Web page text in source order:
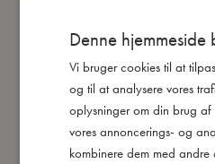
Andre
Denne
Vi bruger cookies til at
og til at analysere vores
oplysninger om din brug af
vores annoncerings- og
kombinere dem med